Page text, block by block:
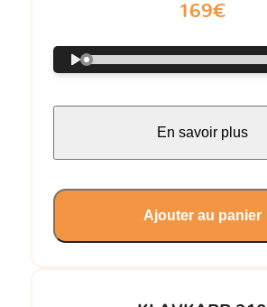
169€
En savoir plus
Ajouter au panier